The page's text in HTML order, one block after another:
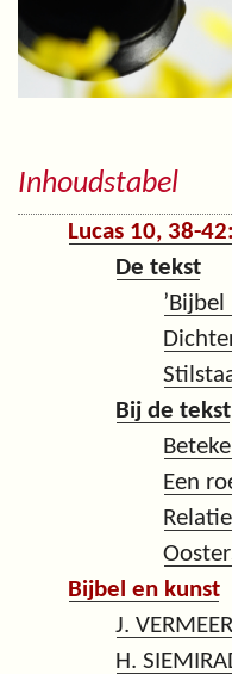
Inhoudstabel
Lucas 10, 38-
De tekst
Bij de tekst
Een
Bijbel en kunst
J. VERMEER
H.